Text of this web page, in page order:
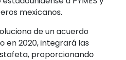
mexicanos.
de un acuerdo
en 2020, integrará las
proporcionando